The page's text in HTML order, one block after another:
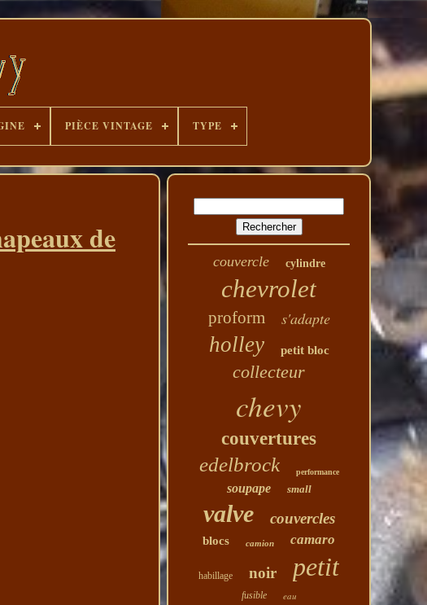
PIÈCE VINTAGE TYPE
de
couvercle cylindre
chevrolet
proform s'adapte
holley petit bloc
collecteur
chevy
couvertures
edelbrock performance
soupape small
valve couvercles
blocs camion camaro
habillage noir petit
fusible eau